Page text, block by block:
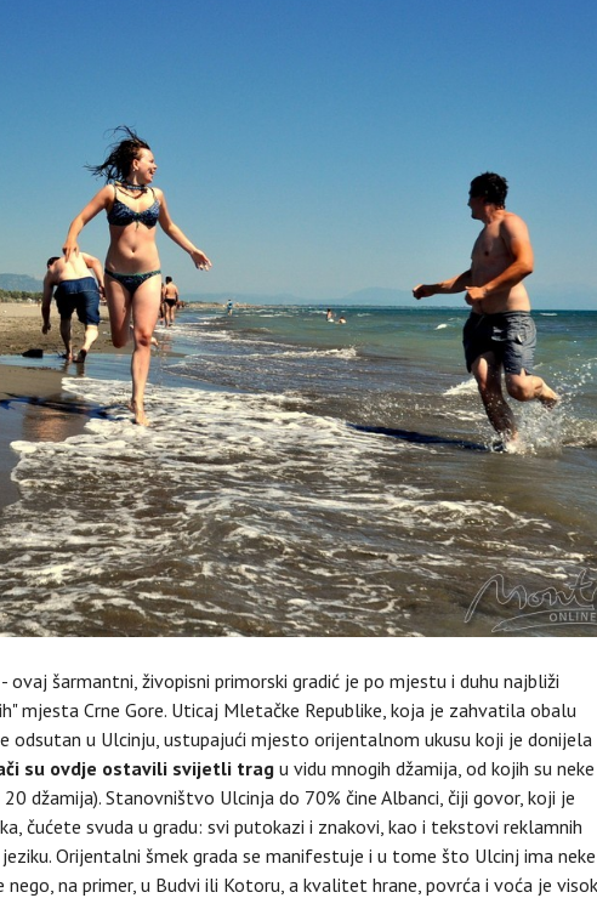
ovaj šarmantni, živopisni primorski gradić je po mjestu i duhu najbliži
mjesta Crne Gore. Uticaj Mletačke Republike, koja je zahvatila obalu
odsutan u Ulcinju, ustupajući mjesto orijentalnom ukusu koji je donijela
su ovdje ostavili svijetli tragu vidu mnogih džamija, od kojih su neke
džamija). Stanovništvo Ulcinja do 70% čine Albanci, čiji govor, koji je
čućete svuda u gradu: svi putokazi i znakovi, kao i tekstovi reklamnih
Orijentalni šmek grada se manifestuje i u tome što Ulcinj ima
nego, na primer, u Budvi ili Kotoru, a kvalitet hrane, povrća i voća je